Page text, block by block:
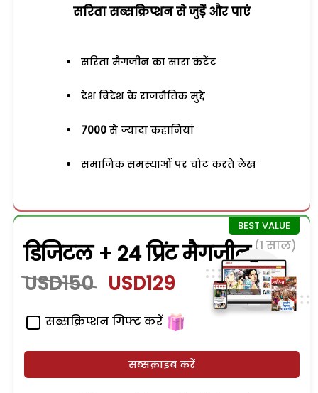
सरिता सब्सक्रिप्शन से जुड़ेें और पाएं
सरिता मैगजीन का सारा कंटेंट
देश विदेश के राजनैतिक मुद्दे
7000 से ज्यादा कहानियां
समाजिक समस्याओं पर चोट करते लेख
डिजिटल + 24 प्रिंट मैगजीन (1 साल)
USD150 USD129
सब्सक्रिप्शन गिफ्ट करें
सब्सक्राइब करें